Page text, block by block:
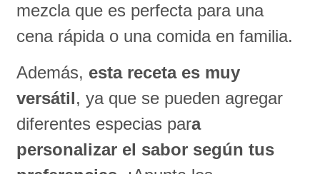
mezcla que es perfecta para una
cena rápida o una comida en familia.
Además, esta receta es muy
versátil, ya que se pueden agregar
diferentes especias para
personalizar el sabor según tus